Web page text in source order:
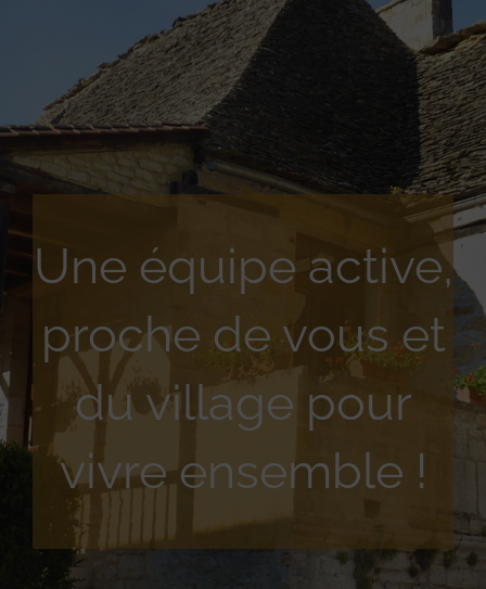
Une équipe active,
proche de vous et
du village pour
vivre ensemble !